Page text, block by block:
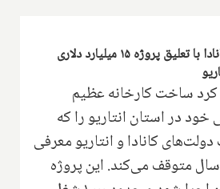
شوک بزرگ هوندا به کانادا با تعلیق پروژه ۱۵ میلیارد دلاری
ساخت کارخانه عظیم
در استان انتاریو را که
حمایت دولت‌های کانادا و انتاریو معرفی
شده بود، حداقل ۲ سال متوقف می‌کند. این پروژه